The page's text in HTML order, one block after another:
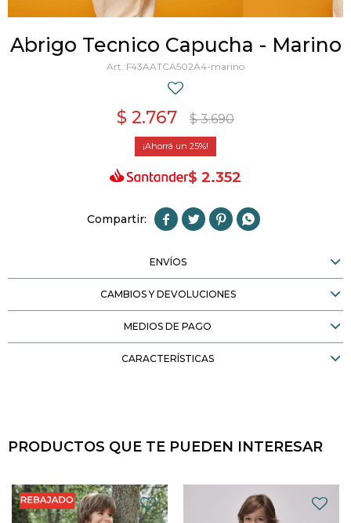
Abrigo Tecnico Capucha - Marino
F43AATCA502A4-marino
$ 2.767 $ 3.690
25
$ 2.352
   
ENVÍOS
CAMBIOS Y DEVOLUCIONES
MEDIOS DE PAGO
CARACTERÍSTICAS
PRODUCTOS QUE TE PUEDEN INTERESAR